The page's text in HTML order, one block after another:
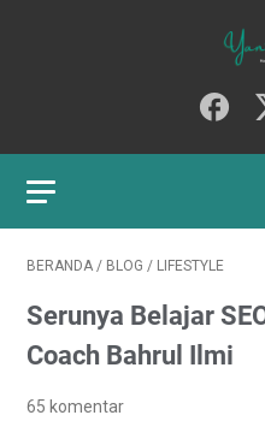
BERANDA / BLOG / LIFESTYLE
Serunya Belajar
Coach Bahrul Ilmi
65 komentar